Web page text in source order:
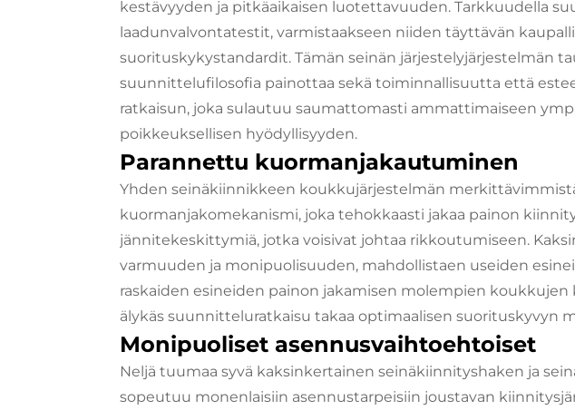
kestävyyden ja pitkäaikaisen luotettavuuden. Tarkkuudella
laadunvalvontatestit, varmistaakseen niiden täyttävän
suorituskykystandardit. Tämän seinän järjestelyjärjestelmän
suunnittelufilosofia painottaa sekä toiminnallisuutta että
ratkaisun, joka sulautuu saumattomasti ammattimaiseen
poikkeuksellisen hyödyllisyyden.
Parannettu kuormanjakautuminen
Yhden seinäkiinnikkeen koukkujärjestelmän
kuormanjakomekanismi, joka tehokkaasti jakaa painon
jännitekeskittymiä, jotka voisivat johtaa rikkoutumiseen.
varmuuden ja monipuolisuuden, mahdollistaen useiden
raskaiden esineiden painon jakamisen molempien koukkujen
älykäs suunnitteluratkaisu takaa optimaalisen suorituskyvyn
Monipuoliset asennusvaihtoehtoiset
Neljä tuumaa syvä kaksinkertainen seinäkiinnityshaken ja
sopeutuu monenlaisiin asennustarpeisiin joustavan